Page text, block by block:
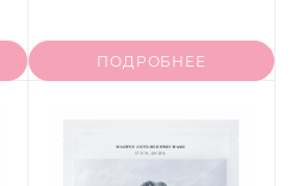
ПОДРОБНЕЕ